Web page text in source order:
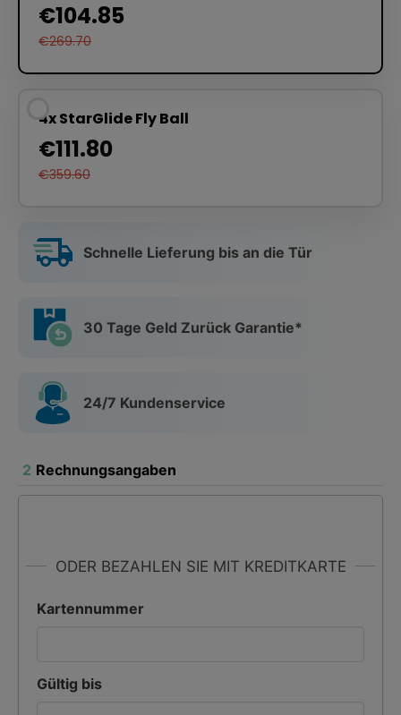
€104.85
€269.70
4x StarGlide Fly Ball
€111.80
€359.60
Schnelle Lieferung bis an die Tür
30 Tage Geld Zurück Garantie*
24/7 Kundenservice
2 Rechnungsangaben
ODER BEZAHLEN SIE MIT KREDITKARTE
Kartennummer
Gültig bis